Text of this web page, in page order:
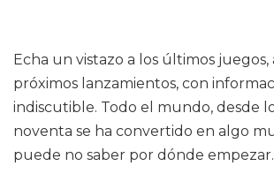
Echa un vistazo a los últimos
próximos lanzamientos, con
indiscutible. Todo el mundo, desde
noventa se ha convertido en algo
puede no saber por dónde empezar.